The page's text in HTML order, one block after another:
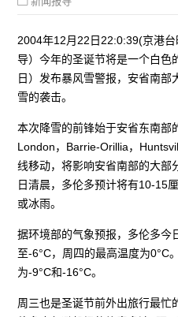
2004年12月22日22:0:39(京港
导）今年的圣诞节将是一个白色
日）发布暴风雪警报，安省南部
雪的袭击。
本次降雪的前锋始于安省东南部
London，Barrie-Orillia，
线移动，将影响安省南部的大部
日清晨，多伦多预计将有10-15
或冰雨。
据环境部的气象预报，多伦多今
至-6°C，周四的最高温度为0°C
为-9°C和-16°C。
周三也是圣诞节前外出旅行最忙